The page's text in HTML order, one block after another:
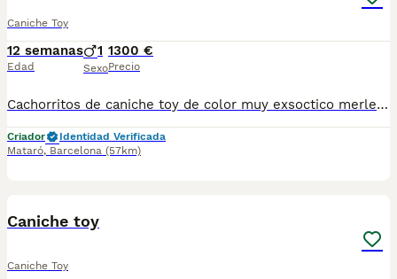
Caniche Toy
12 semanas
Edad
1
Sexo
1300 €
Precio
Cachorritos de caniche toy de color muy exsoctico merle se entrega vacunado desparasitado con microchip y contrato de compra venta y enfermedades viricas
Criador
Identidad Verificada
Mataró, Barcelona (57km)
Caniche toy
Caniche Toy